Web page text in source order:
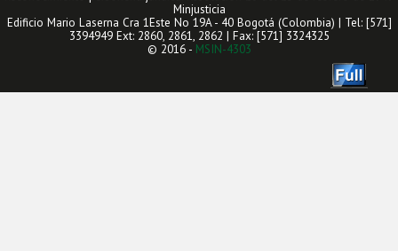
Minjusticia
Edificio Mario Laserna Cra 1Este No 19A - 40 Bogotá (Colombia) | Tel: [571]
3394949 Ext: 2860, 2861, 2862 | Fax: [571] 3324325
© 2016 - MSIN-4303